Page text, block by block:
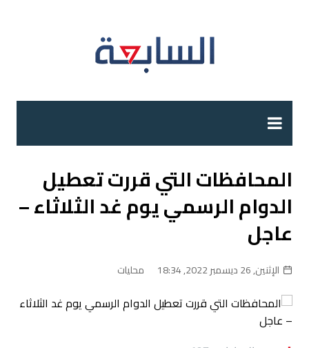
المحافظات التي قررت تعطيل
الدوام الرسمي يوم غد الثلاثاء –
عاجل
الإثنين, 26 ديسمبر 2022, 18:34 محليات